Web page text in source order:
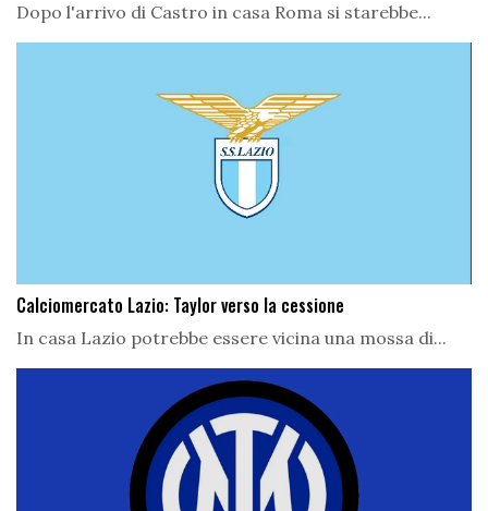
Dopo l'arrivo di Castro in casa Roma si starebbe...
Calciomercato Lazio: Taylor verso la cessione
In casa Lazio potrebbe essere vicina una mossa di...